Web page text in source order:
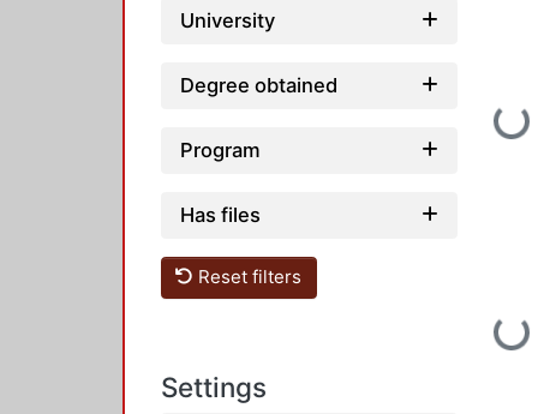
University
Degree obtained
Program
Has files
Reset filters
Settings
Loading...
Loading...